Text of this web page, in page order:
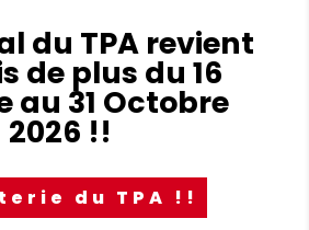
du TPA revient
de plus du 16
au 31 Octobre
2026 !!
du TPA !!